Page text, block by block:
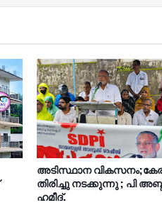
അടിസ്ഥാന
തിരിച്ചു നടക്കുന്നു ; പി
ഹമീദ്.